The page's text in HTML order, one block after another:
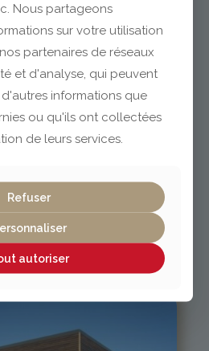
Ferrand
04 73 42 18 38
sa.fr
/ Cusset
04 70 97 56 39
sa.fr
Nous partageons
sur votre utilisation
partenaires de réseaux
et d'analyse, qui peuvent
informations que
ou qu'ils ont collectées
de leurs services.
Refuser
autoriser